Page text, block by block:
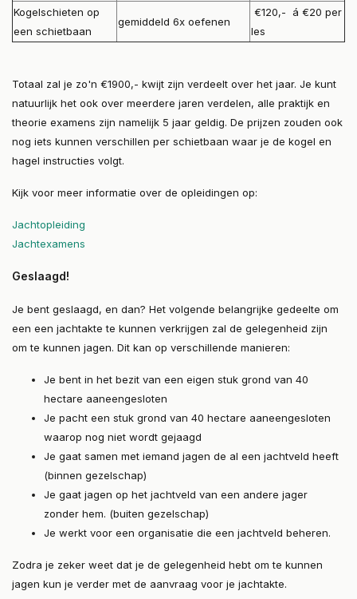
Kogelschieten op
een schietbaan
gemiddeld 6x oefenen
€120,- á €20 per
les
Totaal zal je zo'n €1900,- kwijt zijn verdeelt over het jaar. Je kunt
natuurlijk het ook over meerdere jaren verdelen, alle praktijk en
theorie examens zijn namelijk 5 jaar geldig. De prijzen zouden ook
nog iets kunnen verschillen per schietbaan waar je de kogel en
hagel instructies volgt.
Kijk voor meer informatie over de opleidingen op:
Jachtopleiding
Jachtexamens
Geslaagd!
Je bent geslaagd, en dan? Het volgende belangrijke gedeelte om
een een jachtakte te kunnen verkrijgen zal de gelegenheid zijn
om te kunnen jagen. Dit kan op verschillende manieren:
Je bent in het bezit van een eigen stuk grond van 40
hectare aaneengesloten
Je pacht een stuk grond van 40 hectare aaneengesloten
waarop nog niet wordt gejaagd
Je gaat samen met iemand jagen de al een jachtveld heeft
(binnen gezelschap)
Je gaat jagen op het jachtveld van een andere jager
zonder hem. (buiten gezelschap)
Je werkt voor een organisatie die een jachtveld beheren.
Zodra je zeker weet dat je de gelegenheid hebt om te kunnen
jagen kun je verder met de aanvraag voor je jachtakte.